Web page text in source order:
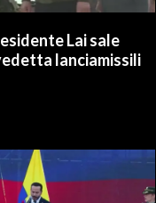
Lai sale
lanciamissili